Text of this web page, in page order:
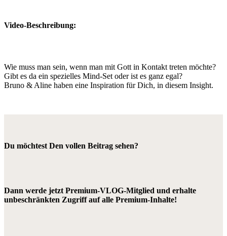
Video-Beschreibung:
Wie muss man sein, wenn man mit Gott in Kontakt treten möchte?
Gibt es da ein spezielles Mind-Set oder ist es ganz egal?
Bruno & Aline haben eine Inspiration für Dich, in diesem Insight.
Du möchtest Den vollen Beitrag sehen?
Dann werde jetzt Premium-VLOG-Mitglied und erhalte
unbeschränkten Zugriff auf alle Premium-Inhalte!